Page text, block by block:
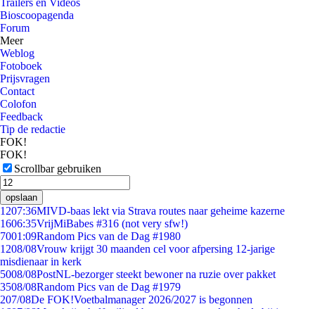
Trailers en Videos
Bioscoopagenda
Forum
Meer
Weblog
Fotoboek
Prijsvragen
Contact
Colofon
Feedback
Tip de redactie
FOK!
FOK!
Scrollbar gebruiken
opslaan
1207:36MIVD-baas lekt via Strava routes naar geheime kazerne
1606:35VrijMiBabes #316 (not very sfw!)
7001:09Random Pics van de Dag #1980
1208/08Vrouw krijgt 30 maanden cel voor afpersing 12-jarige
misdienaar in kerk
5008/08PostNL-bezorger steekt bewoner na ruzie over pakket
3508/08Random Pics van de Dag #1979
207/08De FOK!Voetbalmanager 2026/2027 is begonnen